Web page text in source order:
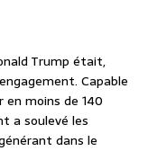
Trump était,
Capable
en moins de 140
a soulevé les
dans le